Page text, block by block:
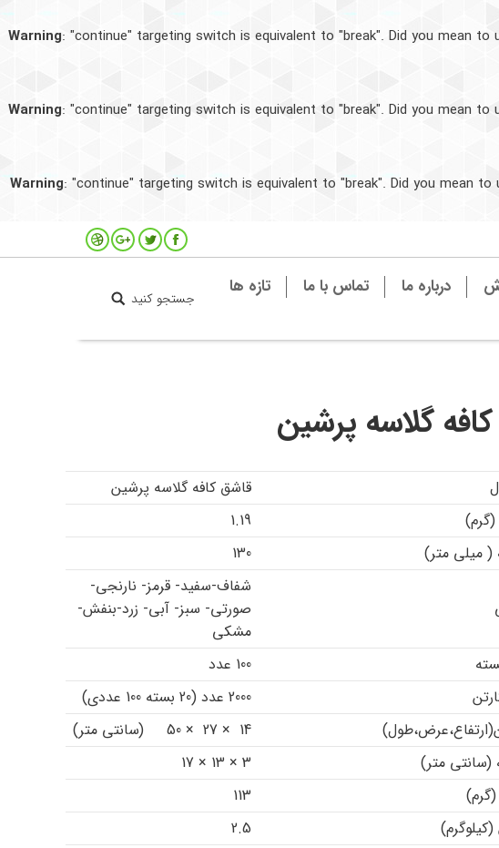
Warning: "continue" targeting switch is equivalent to "break". Did you mean to
Warning: "continue" targeting switch is equivalent to "break". Did you mean to
Warning: "continue" targeting switch is equivalent to "break". Did you mean to
فیسبوک
توئیترگوگل
پلاس
دریبل
درباره ما تماس با ما تازه ها
Search:
جستجو کنید
گلاسه پرشین
قاشق کافه گلاسه پرشین
1.19
میلی متر)
130
شفاف-سفید- قرمز- نارنجی-
صورتی- سبز- آبی- زرد-بنفش-
مشکی
100 عدد
2000 عدد (20 بسته 100 عددی)
14 × 27 × 50 (سانتی متر)
(سانتی متر)
3 × 13 × 17
113
2.5
درباره ما تماس با ما تازه ها Search:
جستجو کنید